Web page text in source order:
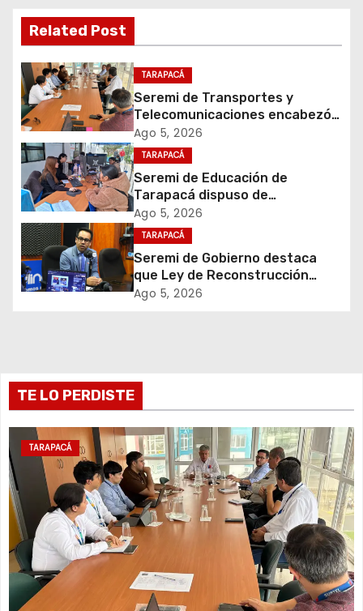
g
a
c
i
ó
n
d
e
e
r
a
d
s
Related Post
TARAPACÁ
Seremi de Transportes y
Telecomunicaciones encabezó
primera mesa de coordinación
para el retiro de cables en
desuso en Iquique
Ago 5, 2026
TARAPACÁ
Seremi de Educación de
Tarapacá dispuso de
facilitadores para apoyar
proceso de Admisión Escolar
2027
Ago 5, 2026
TARAPACÁ
Seremi de Gobierno destaca
que Ley de Reconstrucción
Nacional impulsará la inversión
Ago 5, 2026
TE LO PERDISTE
TARAPACÁ